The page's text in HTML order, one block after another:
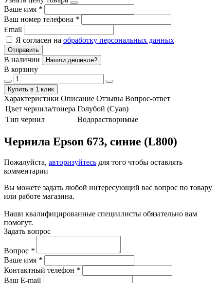
Ваше имя *
Ваш номер телефона *
Email
Я согласен на обработку персональных данных
Отправить
В наличии Нашли дешевле?
В корзину
Купить в 1 клик
Характеристики Описание Отзывы Вопрос-ответ
Цвет чернила/тонера Голубой (Cyan)
Тип чернил
Водорастворимые
Чернила Epson 673, синие (L800)
Пожалуйста, авторизуйтесь для того чтобы оставлять
комментарии
Вы можете задать любой интересующий вас вопрос по товару
или работе магазина.
Наши квалифицированные специалисты обязательно вам
помогут.
Задать вопрос
Вопрос *
Ваше имя *
Контактный телефон *
Ваш E-mail